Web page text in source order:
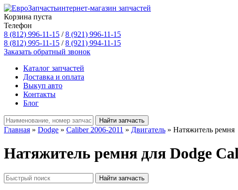
интернет-магазин запчастей
Корзина пуста
Телефон
8 (812) 996-11-15 /8 (921) 996-11-15
8 (812) 995-11-15 /8 (921) 994-11-15
Заказать обратный звонок
Каталог запчастей
Доставка и оплата
Выкуп авто
Контакты
Блог
Главная » Dodge » Caliber 2006-2011 » Двигатель » Натяжитель ремня
Натяжитель ремня для Dodge